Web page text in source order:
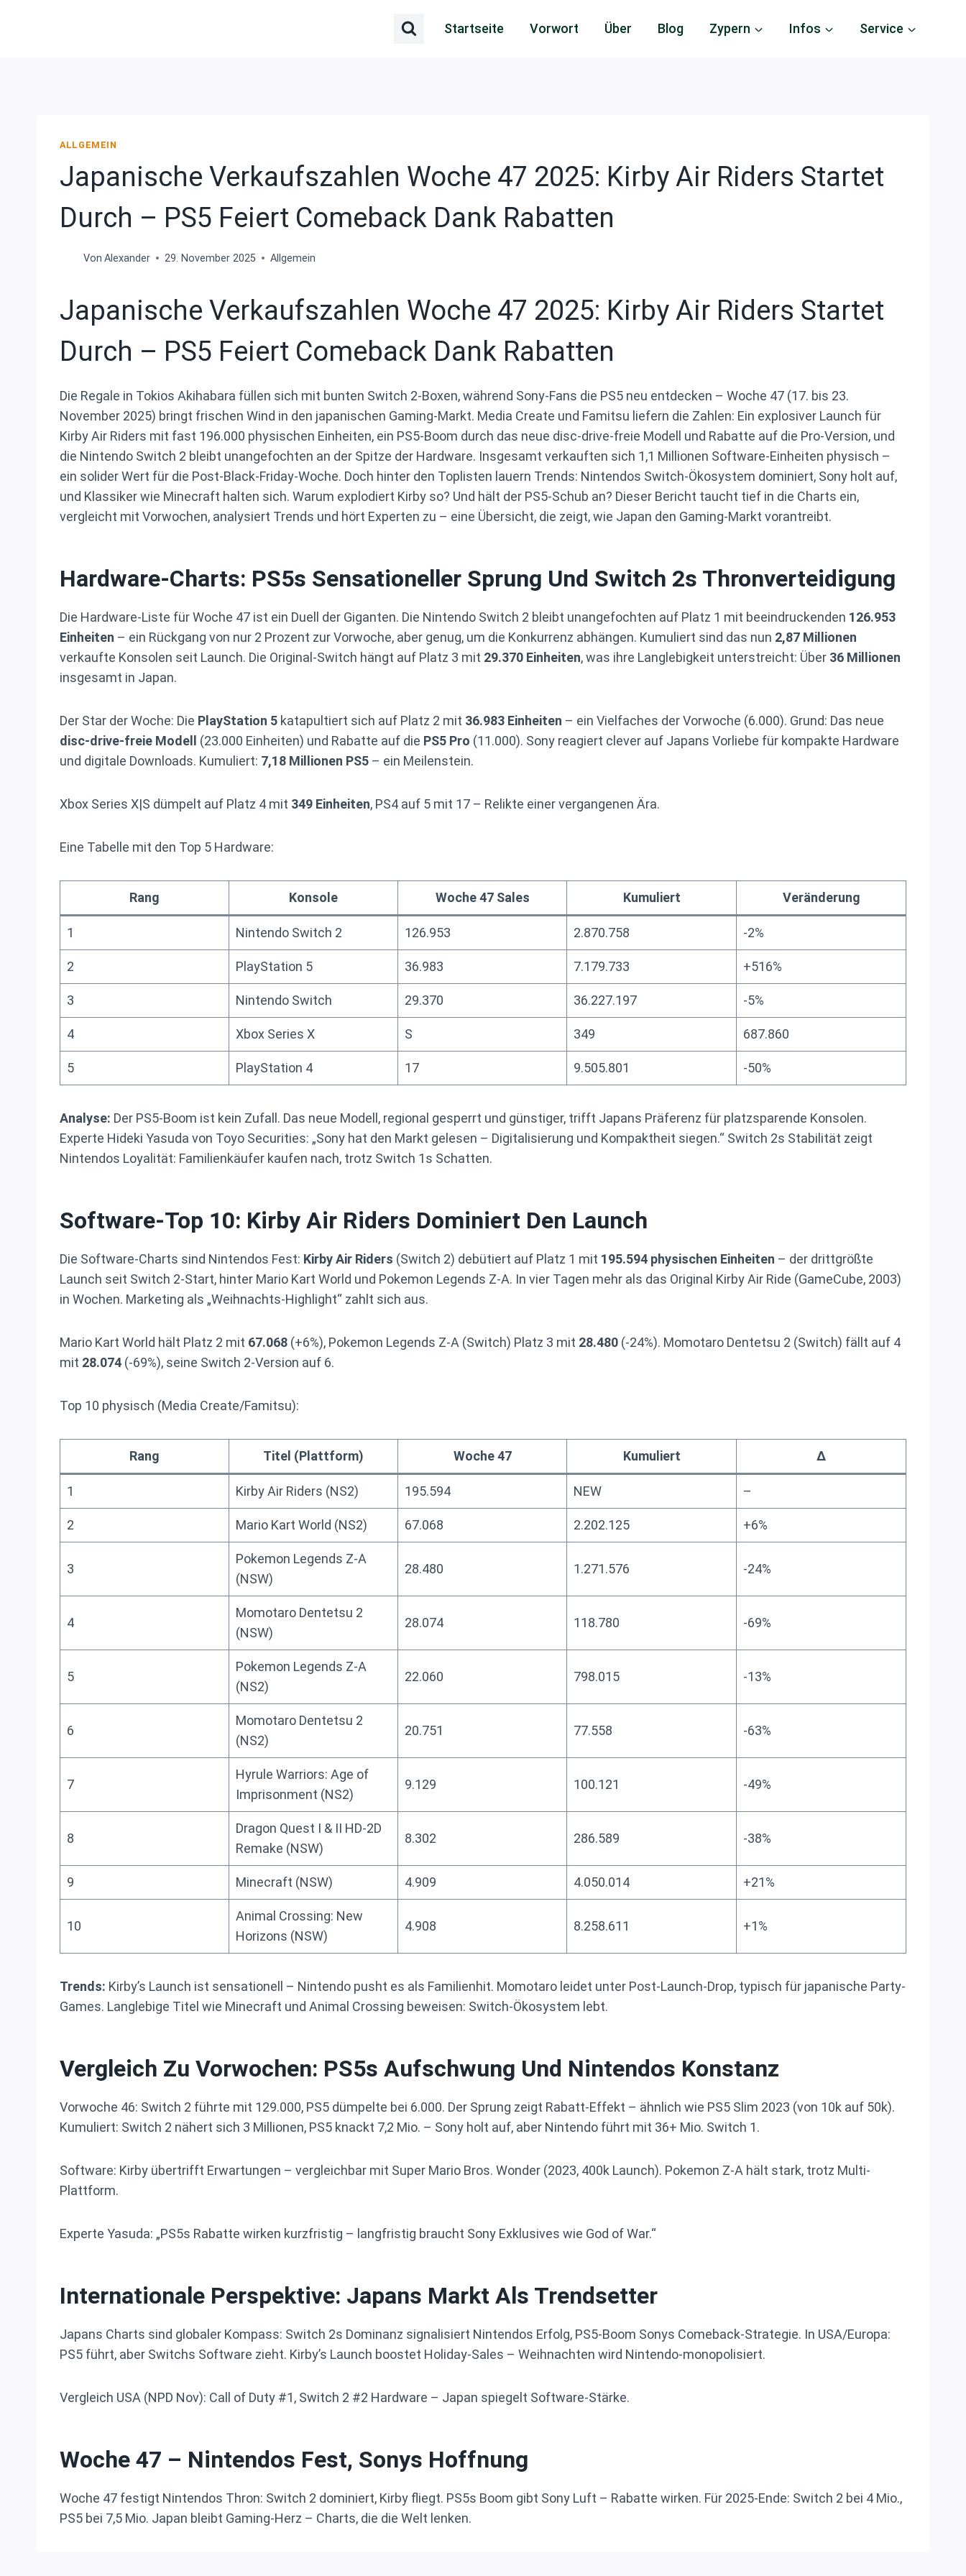
Startseite Vorwort Über Blog Zypern Infos Service
ALLGEMEIN
Japanische Verkaufszahlen Woche 47 2025: Kirby Air Riders Startet
Durch – PS5 Feiert Comeback Dank Rabatten
Von Alexander 29. November 2025 Allgemein
Japanische Verkaufszahlen Woche 47 2025: Kirby Air Riders Startet
Durch – PS5 Feiert Comeback Dank Rabatten
Die Regale in Tokios Akihabara füllen sich mit bunten Switch 2-Boxen, während Sony-Fans die PS5 neu entdecken – Woche 47 (17. bis 23.
November 2025) bringt frischen Wind in den japanischen Gaming-Markt. Media Create und Famitsu liefern die Zahlen: Ein explosiver Launch für
Kirby Air Riders mit fast 196.000 physischen Einheiten, ein PS5-Boom durch das neue disc-drive-freie Modell und Rabatte auf die Pro-Version, und
die Nintendo Switch 2 bleibt unangefochten an der Spitze der Hardware. Insgesamt verkauften sich 1,1 Millionen Software-Einheiten physisch –
ein solider Wert für die Post-Black-Friday-Woche. Doch hinter den Toplisten lauern Trends: Nintendos Switch-Ökosystem dominiert, Sony holt auf,
und Klassiker wie Minecraft halten sich. Warum explodiert Kirby so? Und hält der PS5-Schub an? Dieser Bericht taucht tief in die Charts ein,
vergleicht mit Vorwochen, analysiert Trends und hört Experten zu – eine Übersicht, die zeigt, wie Japan den Gaming-Markt vorantreibt.
Hardware-Charts: PS5s Sensationeller Sprung Und Switch 2s Thronverteidigung
Die Hardware-Liste für Woche 47 ist ein Duell der Giganten. Die Nintendo Switch 2 bleibt unangefochten auf Platz 1 mit beeindruckenden 126.953
Einheiten – ein Rückgang von nur 2 Prozent zur Vorwoche, aber genug, um die Konkurrenz abhängen. Kumuliert sind das nun 2,87 Millionen
verkaufte Konsolen seit Launch. Die Original-Switch hängt auf Platz 3 mit 29.370 Einheiten, was ihre Langlebigkeit unterstreicht: Über 36 Millionen
insgesamt in Japan.
Der Star der Woche: Die PlayStation 5 katapultiert sich auf Platz 2 mit 36.983 Einheiten – ein Vielfaches der Vorwoche (6.000). Grund: Das neue
disc-drive-freie Modell (23.000 Einheiten) und Rabatte auf die PS5 Pro (11.000). Sony reagiert clever auf Japans Vorliebe für kompakte Hardware
und digitale Downloads. Kumuliert: 7,18 Millionen PS5 – ein Meilenstein.
Xbox Series X|S dümpelt auf Platz 4 mit 349 Einheiten, PS4 auf 5 mit 17 – Relikte einer vergangenen Ära.
Eine Tabelle mit den Top 5 Hardware:
Rang Konsole Woche 47 Sales Kumuliert Veränderung
1 Nintendo Switch 2 126.953 2.870.758 -2%
2 PlayStation 5 36.983 7.179.733 +516%
3 Nintendo Switch 29.370 36.227.197 -5%
4 Xbox Series X S 349 687.860
5 PlayStation 4 17 9.505.801 -50%
Analyse: Der PS5-Boom ist kein Zufall. Das neue Modell, regional gesperrt und günstiger, trifft Japans Präferenz für platzsparende Konsolen.
Experte Hideki Yasuda von Toyo Securities: „Sony hat den Markt gelesen – Digitalisierung und Kompaktheit siegen.“ Switch 2s Stabilität zeigt
Nintendos Loyalität: Familienkäufer kaufen nach, trotz Switch 1s Schatten.
Software-Top 10: Kirby Air Riders Dominiert Den Launch
Die Software-Charts sind Nintendos Fest: Kirby Air Riders (Switch 2) debütiert auf Platz 1 mit 195.594 physischen Einheiten – der drittgrößte
Launch seit Switch 2-Start, hinter Mario Kart World und Pokemon Legends Z-A. In vier Tagen mehr als das Original Kirby Air Ride (GameCube, 2003)
in Wochen. Marketing als „Weihnachts-Highlight“ zahlt sich aus.
Mario Kart World hält Platz 2 mit 67.068 (+6%), Pokemon Legends Z-A (Switch) Platz 3 mit 28.480 (-24%). Momotaro Dentetsu 2 (Switch) fällt auf 4
mit 28.074 (-69%), seine Switch 2-Version auf 6.
Top 10 physisch (Media Create/Famitsu):
Rang Titel (Plattform) Woche 47 Kumuliert Δ
1 Kirby Air Riders (NS2) 195.594 NEW –
2 Mario Kart World (NS2) 67.068 2.202.125 +6%
3
Pokemon Legends Z-A
(NSW)
28.480 1.271.576 -24%
4
Momotaro Dentetsu 2
(NSW)
28.074 118.780 -69%
5
Pokemon Legends Z-A
(NS2)
22.060 798.015 -13%
6
Momotaro Dentetsu 2
(NS2)
20.751 77.558 -63%
7
Hyrule Warriors: Age of
Imprisonment (NS2)
9.129 100.121 -49%
8
Dragon Quest I & II HD-2D
Remake (NSW)
8.302 286.589 -38%
9 Minecraft (NSW) 4.909 4.050.014 +21%
10
Animal Crossing: New
Horizons (NSW)
4.908 8.258.611 +1%
Trends: Kirby’s Launch ist sensationell – Nintendo pusht es als Familienhit. Momotaro leidet unter Post-Launch-Drop, typisch für japanische Party-
Games. Langlebige Titel wie Minecraft und Animal Crossing beweisen: Switch-Ökosystem lebt.
Vergleich Zu Vorwochen: PS5s Aufschwung Und Nintendos Konstanz
Vorwoche 46: Switch 2 führte mit 129.000, PS5 dümpelte bei 6.000. Der Sprung zeigt Rabatt-Effekt – ähnlich wie PS5 Slim 2023 (von 10k auf 50k).
Kumuliert: Switch 2 nähert sich 3 Millionen, PS5 knackt 7,2 Mio. – Sony holt auf, aber Nintendo führt mit 36+ Mio. Switch 1.
Software: Kirby übertrifft Erwartungen – vergleichbar mit Super Mario Bros. Wonder (2023, 400k Launch). Pokemon Z-A hält stark, trotz Multi-
Plattform.
Experte Yasuda: „PS5s Rabatte wirken kurzfristig – langfristig braucht Sony Exklusives wie God of War.“
Internationale Perspektive: Japans Markt Als Trendsetter
Japans Charts sind globaler Kompass: Switch 2s Dominanz signalisiert Nintendos Erfolg, PS5-Boom Sonys Comeback-Strategie. In USA/Europa:
PS5 führt, aber Switchs Software zieht. Kirby’s Launch boostet Holiday-Sales – Weihnachten wird Nintendo-monopolisiert.
Vergleich USA (NPD Nov): Call of Duty #1, Switch 2 #2 Hardware – Japan spiegelt Software-Stärke.
Woche 47 – Nintendos Fest, Sonys Hoffnung
Woche 47 festigt Nintendos Thron: Switch 2 dominiert, Kirby fliegt. PS5s Boom gibt Sony Luft – Rabatte wirken. Für 2025-Ende: Switch 2 bei 4 Mio.,
PS5 bei 7,5 Mio. Japan bleibt Gaming-Herz – Charts, die die Welt lenken.